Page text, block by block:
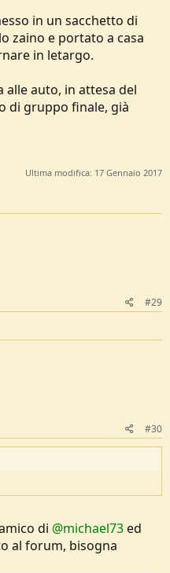
in un sacchetto di
zaino e portato a casa
in letargo.
auto, in attesa del
di gruppo finale, già
Ultima modifica: 17 Gennaio 2017
#29
#30
di @michael73ed
al forum, bisogna